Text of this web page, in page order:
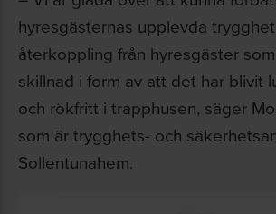
hyresgästernas upplevda
återkoppling från hyresgäster
skillnad i form av att det har blivit
och rökfritt i trapphusen, säger
som är trygghets- och
Sollentunahem.